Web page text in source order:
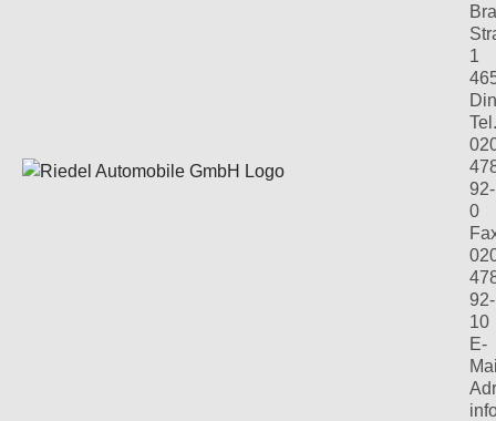
1
92-
0
92-
10
E-